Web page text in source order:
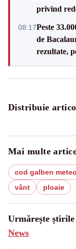
privind
08:17Peste
de
rezultate,
Distribuie
Mai multe
cod galben meteo
vânt
ploaie
Urmărește știrile
News